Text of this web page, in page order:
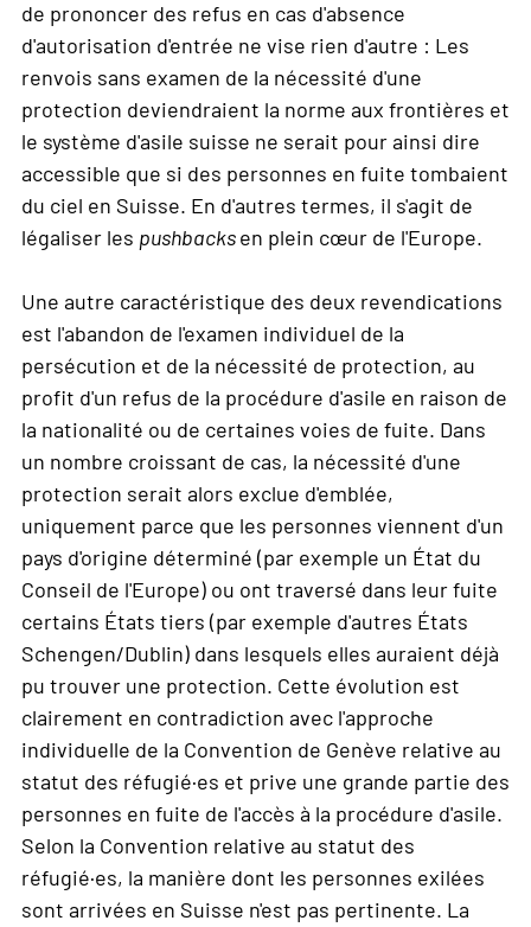
de prononcer des refus en cas d'absence
d'autorisation d'entrée ne vise rien d'autre : Les
renvois sans examen de la nécessité d'une
protection deviendraient la norme aux frontières et
le système d'asile suisse ne serait pour ainsi dire
accessible que si des personnes en fuite tombaient
du ciel en Suisse. En d'autres termes, il s'agit de
légaliser les pushbacksen plein cœur de l'Europe.
Une autre caractéristique des deux revendications
est l'abandon de l'examen individuel de la
persécution et de la nécessité de protection, au
profit d'un refus de la procédure d'asile en raison de
la nationalité ou de certaines voies de fuite. Dans
un nombre croissant de cas, la nécessité d'une
protection serait alors exclue d'emblée,
uniquement parce que les personnes viennent d'un
pays d'origine déterminé (par exemple un État du
Conseil de l'Europe) ou ont traversé dans leur fuite
certains États tiers (par exemple d'autres États
Schengen/Dublin) dans lesquels elles auraient déjà
pu trouver une protection. Cette évolution est
clairement en contradiction avec l'approche
individuelle de la Convention de Genève relative au
statut des réfugié·es et prive une grande partie des
personnes en fuite de l'accès à la procédure d'asile.
Selon la Convention relative au statut des
réfugié·es, la manière dont les personnes exilées
sont arrivées en Suisse n'est pas pertinente. La